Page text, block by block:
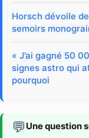
Horsch dévoile
semoirs
« J’ai gagné 50
signes astro qui
pourquoi
💬 Une question